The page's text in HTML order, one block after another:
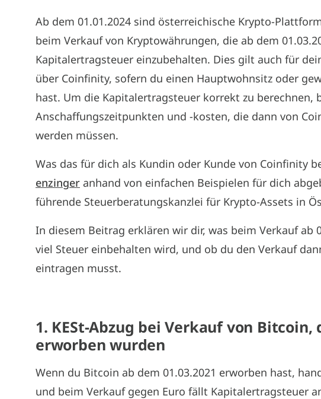
Ab dem 01.01.2024 sind österreichische Krypto-
beim Verkauf von Kryptowährungen, die ab dem
Kapitalertragsteuer einzubehalten. Dies gilt auch für
über Coinfinity, sofern du einen Hauptwohnsitz oder
hast. Um die Kapitalertragsteuer korrekt zu
Anschaffungszeitpunkten und -kosten, die dann von
werden müssen.
Was das für dich als Kundin oder Kunde von Coinfinity
enzinger anhand von einfachen Beispielen für dich
führende Steuerberatungskanzlei für Krypto-Assets in
In diesem Beitrag erklären wir dir, was beim Verkauf ab
viel Steuer einbehalten wird, und ob du den Verkauf
eintragen musst.
1. KESt-Abzug bei Verkauf von Bitcoin,
erworben wurden
Wenn du Bitcoin ab dem 01.03.2021 erworben hast,
und beim Verkauf gegen Euro fällt Kapitalertragsteuer